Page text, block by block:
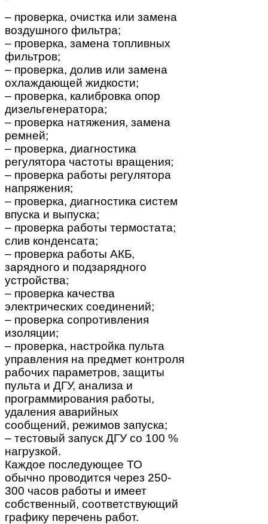
– проверка, очистка или замена
воздушного фильтра;
– проверка, замена топливных
фильтров;
– проверка, долив или замена
охлаждающей жидкости;
– проверка, калибровка опор
дизельгенератора;
– проверка натяжения, замена
ремней;
– проверка, диагностика
регулятора частоты вращения;
– проверка работы регулятора
напряжения;
– проверка, диагностика систем
впуска и выпуска;
– проверка работы термостата;
слив конденсата;
– проверка работы АКБ,
зарядного и подзарядного
устройства;
– проверка качества
электрических соединений;
– проверка сопротивления
изоляции;
– проверка, настройка пульта
управления на предмет контроля
рабочих параметров, защиты
пульта и ДГУ, анализа и
программирования работы,
удаления аварийных
сообщений, режимов запуска;
– тестовый запуск ДГУ со 100 %
нагрузкой.
Каждое последующее ТО
обычно проводится через 250-
300 часов работы и имеет
собственный, соответствующий
графику перечень работ.